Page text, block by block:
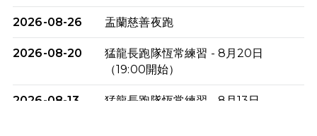
2026-08-26 盂蘭慈善夜跑
2026-08-20
猛龍長跑隊恆常練習 - 8月20日
（19:00開始）
2026-08-13
猛龍長跑隊恆常練習 - 8月13日